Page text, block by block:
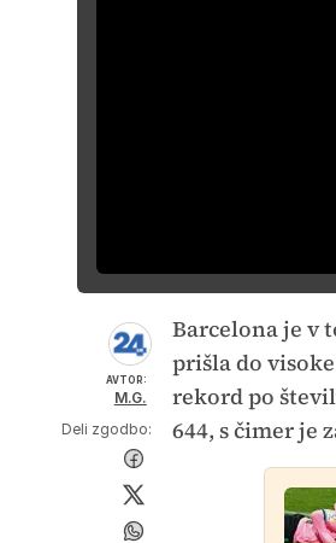
AVTOR:
M.G.
Deli zgodbo:
Barcelona je v
prišla do
rekord po
644, s čimer je